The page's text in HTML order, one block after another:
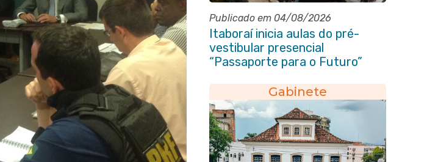
Publicado em 04/08/2026
Itaboraí inicia aulas do pré-
vestibular presencial
“Passaporte para o Futuro”
Gabinete